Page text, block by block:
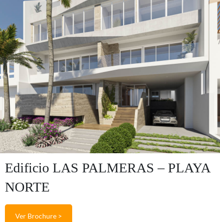
Edificio LAS PALMERAS – PLAYA
NORTE
Ver Brochure >